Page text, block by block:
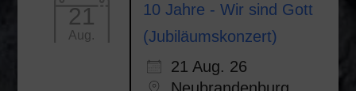
21
Aug.
10 Jahre - Wir sind Gott
(Jubiläumskonzert)
21 Aug. 26